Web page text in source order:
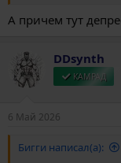
А причем тут
DDsynth
КАМРАД
6 Май 2026
Бигги написал(а):